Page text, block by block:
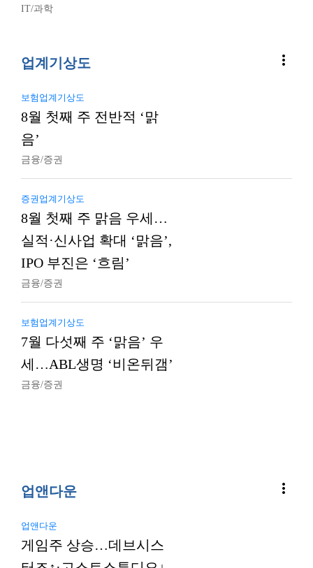
IT/과학
업계기상도 more_vert
보험업계기상도
8월 첫째 주 전반적 ‘맑
음’
금융/증권
증권업계기상도
8월 첫째 주 맑음 우세…
실적·신사업 확대 ‘맑음’,
IPO 부진은 ‘흐림’
금융/증권
보험업계기상도
7월 다섯째 주 ‘맑음’ 우
세…ABL생명 ‘비온뒤갬’
금융/증권
업앤다운 more_vert
업앤다운
게임주 상승…데브시스